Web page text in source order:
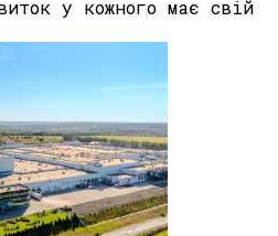
у кожного має свій